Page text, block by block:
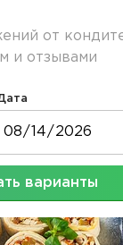
от
и отзывами
варианты